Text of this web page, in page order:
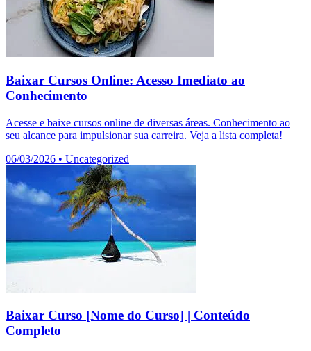
Baixar Cursos Online: Acesso Imediato ao
Conhecimento
Acesse e baixe cursos online de diversas áreas. Conhecimento ao
seu alcance para impulsionar sua carreira. Veja a lista completa!
06/03/2026 • Uncategorized
Baixar Curso [Nome do Curso] | Conteúdo
Completo